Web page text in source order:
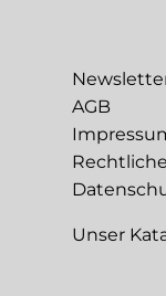
AGB
Unser